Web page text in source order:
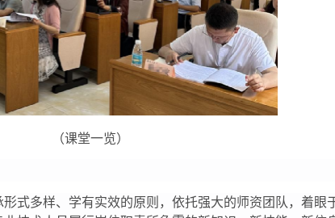
（课堂一览）
式多样、学有实效的原则，依托强大的师资团队，着眼